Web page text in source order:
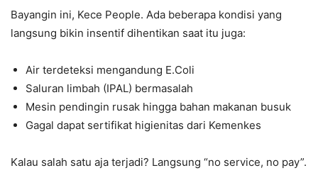
Bayangin ini, Kece People. Ada beberapa kondisi yang
langsung bikin insentif dihentikan saat itu juga:
Air terdeteksi mengandung E.Coli
Saluran limbah (IPAL) bermasalah
Mesin pendingin rusak hingga bahan makanan busuk
Gagal dapat sertifikat higienitas dari Kemenkes
Kalau salah satu aja terjadi? Langsung “no service, no pay”.